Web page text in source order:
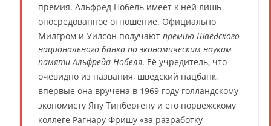
премия. Альфред Нобель имеет к ней лишь
опосредованное отношение. Официально
Милгром и Уилсон получают премию Шведского
национального банка по экономическим наукам
памяти Альфреда Нобеля. Её учредитель, что
очевидно из названия, шведский нацбанк,
впервые она вручена в 1969 году голландскому
экономисту Яну Тинбергену и его норвежскому
коллеге Рагнару Фришу «за разработку